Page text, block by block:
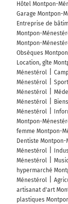
Hôtel Montpon-
Garage Montpon-
Entreprise de
Montpon-
Montpon-
Obsèques
Location, gîte
Ménestérol
Ménestérol
Ménestérol
Ménestérol
Ménestérol
Montpon-
femme Montpon-
Dentiste
Ménestérol
Ménestérol
hypermarché
Ménestérol
artisanat d'art
plastiques